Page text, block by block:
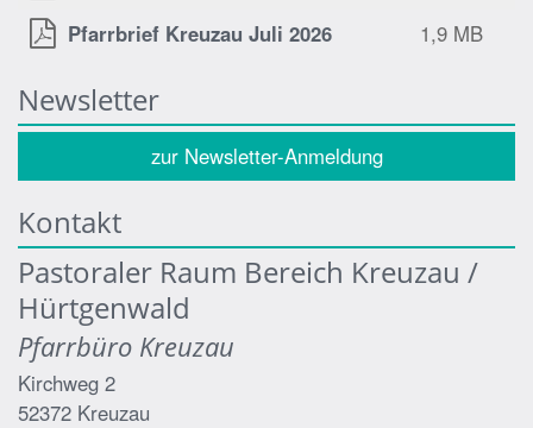
Pfarrbrief Kreuzau Juli 2026
1,9 MB
Newsletter
zur Newsletter-Anmeldung
Kontakt
Pastoraler Raum Bereich Kreuzau /
Hürtgenwald
Pfarrbüro Kreuzau
Kirchweg 2
52372 Kreuzau